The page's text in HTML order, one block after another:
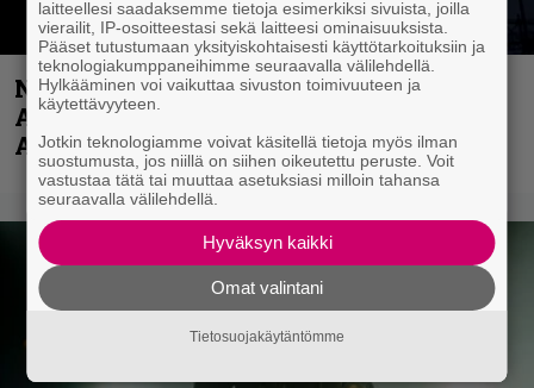
Näin lähtee Ghostin Tobias Forgelta
Accept – menossa mukana myös
Anthrax- ja Korn-miehistöä
laitteellesi saadaksemme tietoja esimerkiksi sivuista, joilla
vierailit, IP-osoitteestasi sekä laitteesi ominaisuuksista.
Pääset tutustumaan yksityiskohtaisesti käyttötarkoituksiin ja
teknologiakumppaneihimme seuraavalla välilehdellä.
Hylkääminen voi vaikuttaa sivuston toimivuuteen ja
käytettävyyteen.
Jotkin teknologiamme voivat käsitellä tietoja myös ilman
suostumusta, jos niillä on siihen oikeutettu peruste. Voit
vastustaa tätä tai muuttaa asetuksiasi milloin tahansa
seuraavalla välilehdellä.
Hyväksyn kaikki
Omat valintani
Tietosuojakäytäntömme